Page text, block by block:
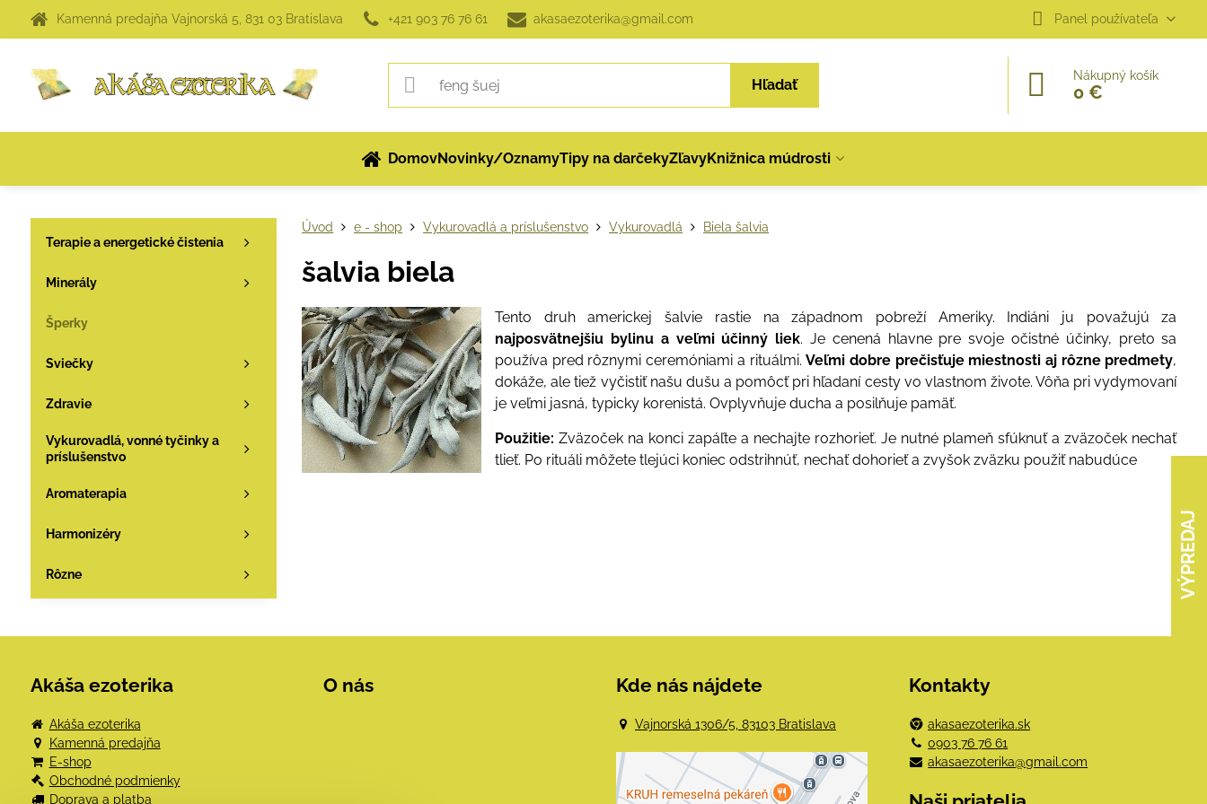
Kamenná predajňa Vajnorská 5, 831 03 Bratislava +421 903 76 76 61 akasaezoterika@gmail.com Panel používateľa
Hľadať
Nákupný košík
0 €
DomovNovinky/OznamyTipy na darčekyZľavyKnižnica múdrosti
Úvod e - shop Vykurovadlá a príslušenstvo Vykurovadlá Biela šalvia
šalvia biela
Tento druh americkej šalvie rastie na západnom pobreží Ameriky. Indiáni ju považujú za
najposvätnejšiu bylinu a veľmi účinný liek. Je cenená hlavne pre svoje očistné účinky, preto sa
používa pred rôznymi ceremóniami a rituálmi.Veľmi dobre prečisťuje miestnosti aj rôzne predmety,
dokáže,ale tiež vyčistiť našu dušu a pomôcť pri hľadaní cesty vo vlastnom živote.Vôňa pri vydymovaní
je veľmi jasná,typicky korenistá.Ovplyvňuje ducha a posilňuje pamäť.
Použitie:Zväzoček na konci zapáľte a nechajte rozhorieť.Je nutné plameň sfúknuť a zväzoček nechať
tlieť. Po rituáli môžete tlejúci koniec odstrihnúť, nechať dohorieť a zvyšok zväzku použiť nabudúce
Terapie a energetické čistenia
Minerály
Šperky
Sviečky
Zdravie
Vykurovadlá, vonné tyčinky a
príslušenstvo
Aromaterapia
Harmonizéry
Rôzne
Akáša ezoterika
Akáša ezoterika
Kamenná predajňa
E-shop
Obchodné podmienky
Doprava a platba
VÝPREDAJ
O nás Kde nás nájdete
Vajnorská 1306/5, 83103 Bratislava
Kontakty
akasaezoterika.sk
0903 76 76 61
akasaezoterika@gmail.com